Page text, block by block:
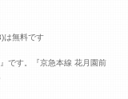
は無料です
です。『京急本線 花月園前